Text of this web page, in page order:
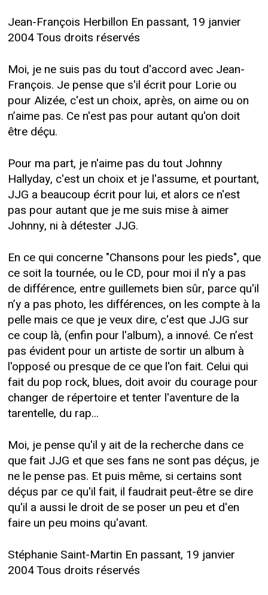
Jean-François Herbillon En passant, 19 janvier
2004 Tous droits réservés
Moi, je ne suis pas du tout d'accord avec Jean-
François. Je pense que s'il écrit pour Lorie ou
pour Alizée, c'est un choix, après, on aime ou on
n’aime pas. Ce n'est pas pour autant qu'on doit
être déçu.
Pour ma part, je n'aime pas du tout Johnny
Hallyday, c'est un choix et je l'assume, et pourtant,
JJG a beaucoup écrit pour lui, et alors ce n'est
pas pour autant que je me suis mise à aimer
Johnny, ni à détester JJG.
En ce qui concerne "Chansons pour les pieds", que
ce soit la tournée, ou le CD, pour moi il n'y a pas
de différence, entre guillemets bien sûr, parce qu'il
n’y a pas photo, les différences, on les compte à la
pelle mais ce que je veux dire, c'est que JJG sur
ce coup là, (enfin pour l'album), a innové. Ce n’est
pas évident pour un artiste de sortir un album à
l'opposé ou presque de ce que l'on fait. Celui qui
fait du pop rock, blues, doit avoir du courage pour
changer de répertoire et tenter l'aventure de la
tarentelle, du rap...
Moi, je pense qu'il y ait de la recherche dans ce
que fait JJG et que ses fans ne sont pas déçus, je
ne le pense pas. Et puis même, si certains sont
déçus par ce qu'il fait, il faudrait peut-être se dire
qu'il a aussi le droit de se poser un peu et d'en
faire un peu moins qu'avant.
Stéphanie Saint-Martin En passant, 19 janvier
2004 Tous droits réservés